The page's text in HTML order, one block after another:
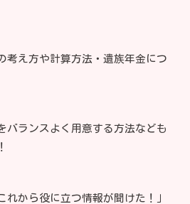
考え方や計算方法・遺族年金につ
バランスよく用意する方法なども
れから役に立つ情報が聞けた！」